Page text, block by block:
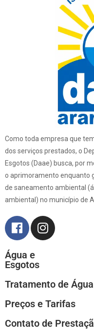
Como toda empresa que
dos serviços prestados, o
Esgotos (Daae) busca, por
o aprimoramento enquanto
de saneamento ambiental
ambiental) no município de
Água e
Esgotos
Tratamento de
Preços e Tarifas
Contato de